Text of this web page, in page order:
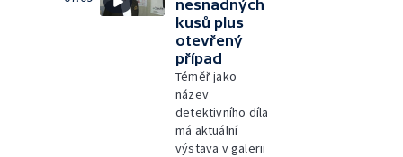
nesnadných
kusů plus
otevřený
případ
Téměř jako
název
detektivního díla
má aktuální
výstava v galerii